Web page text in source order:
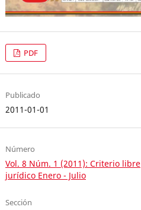
PDF
Publicado
2011-01-01
Número
Vol. 8 Núm. 1 (2011): Criterio libre
jurídico Enero - Julio
Sección